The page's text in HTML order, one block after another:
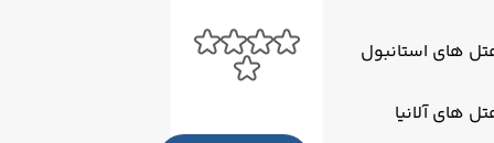
های استانبول
های آلانیا